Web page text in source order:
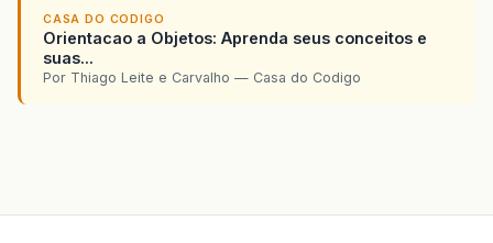
CASA DO CODIGO
Orientacao a Objetos: Aprenda seus conceitos e
suas...
Por Thiago Leite e Carvalho — Casa do Codigo